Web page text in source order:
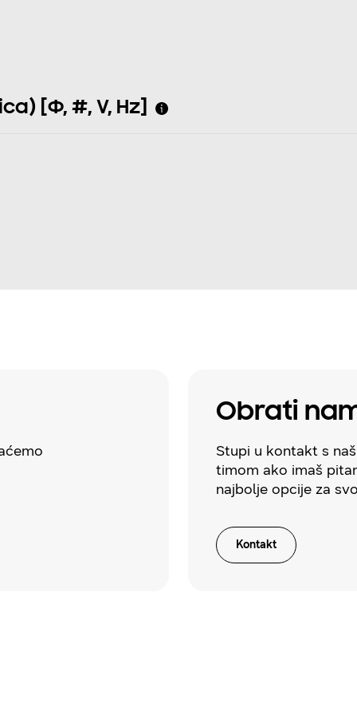
[Φ, #, V, Hz]
Obrati
Stupi u kontakt s
timom ako imaš
najbolje opcije za
Kontakt